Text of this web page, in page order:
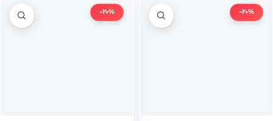
-20%
-20%